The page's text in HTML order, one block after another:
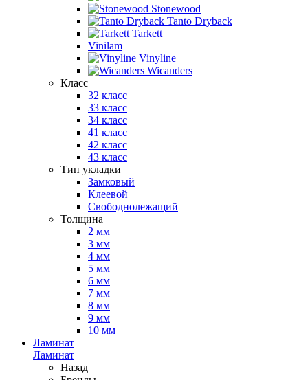
Stonewood
Tanto Dryback
Tarkett
Vinilam
Vinyline
Wicanders
Класс
32 класс
33 класс
34 класс
41 класс
42 класс
43 класс
Тип укладки
Замковый
Клеевой
Свободнолежащий
Толщина
2 мм
3 мм
4 мм
5 мм
6 мм
7 мм
8 мм
9 мм
10 мм
Ламинат
Ламинат
Назад